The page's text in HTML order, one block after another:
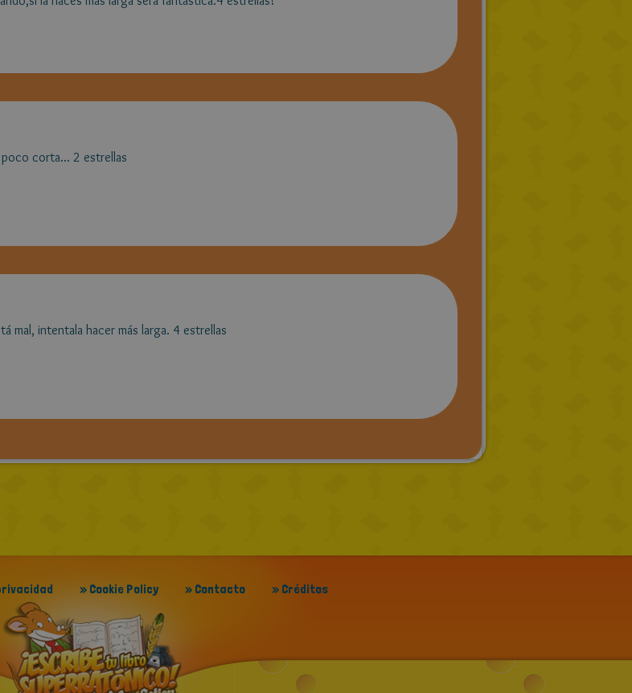
poco corta... 2 estrellas
mal, intentala hacer más larga. 4 estrellas
» Cookie Policy » Contacto » Créditos